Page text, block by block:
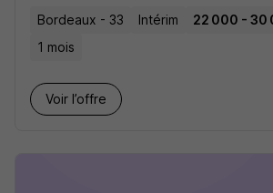
Bordeaux - 33 Intérim
22 000 - 30
1 mois
Voir l’offre